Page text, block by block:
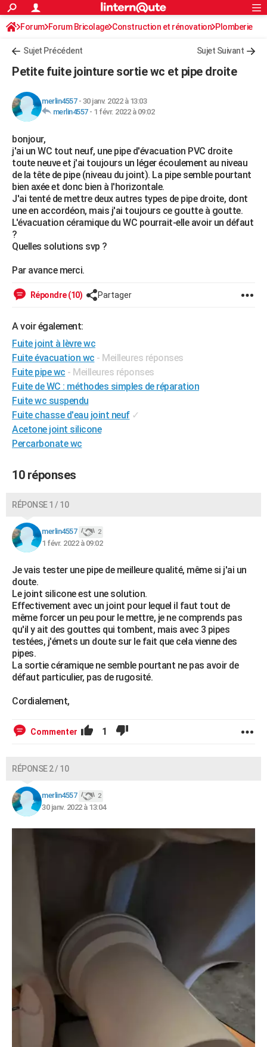
ACTUALITÉS
Politique
Société
Faits Divers
Education
Monde
Villes
+
Retraite
Impôts
Epargne
Immobilier
Risques naturels par ville
Banque
Assurance
Crédit
AUTO
HIGH-TECH
Mobiles
Meilleur smartphone
Internet
Ordinateurs
Jeux vidéo
Guide high-tech
+BRICOLAGE
Forum
Aménagement intérieur
Extérieur
Cuisine
Salle de bains
Jardinage
Rangement
WEEK-END
Guides de France
LIFESTYLE
Art de vivre
Bien-être
Loisirs
ModeModes de vie
SANTE
BONS PLANS
CARTE DE VOEUX
Carte de Noël
Carte Bonne année
Carte Saint-Valentin
Carte Pâques
Carte d'anniversaire
DICTIONNAIRE
Dictionnaire
Biographies
Citations
Expressions
Proverbes
PROGRAMME TV
COPAINS D'AVANT
S'inscrire
Se connecter
Lycées
Collèges
Primaires
Universités
Entreprises
Service militaire
Avis de recherche
AVIS DE DÉCÈS
FORUM
Rechercher
S'inscrire
Connexion
Forum Forum Bricolage Construction et rénovation Plomberie
Sujet Précédent Sujet Suivant
Petite fuite jointure sortie wc et pipe droite
merlin4557- 30 janv. 2022 à 13:03
merlin4557- 1 févr. 2022 à 09:02
bonjour,
j'ai un WC tout neuf, une pipe d'évacuation PVC droite
toute neuve et j'ai toujours un léger écoulement au niveau
de la tête de pipe (niveau du joint). La pipe semble pourtant
bien axée et donc bien à l'horizontale.
J'ai tenté de mettre deux autres types de pipe droite, dont
une en accordéon, mais j'ai toujours ce goutte à goutte.
L'évacuation céramique du WC pourrait-elle avoir un défaut
?
Quelles solutions svp ?
Par avance merci.
Répondre (10) Partager
A voir également:
Fuite joint à lèvre wc
Fuite évacuation wc - Meilleures réponses
Fuite pipe wc - Meilleures réponses
Fuite de WC : méthodes simples de réparation
Fuite wc suspendu
Fuite chasse d'eau joint neuf ✓
Acetone joint silicone
Percarbonate wc
10 réponses
RÉPONSE 1 / 10
merlin4557 2
1 févr. 2022 à 09:02
Je vais tester une pipe de meilleure qualité, même si j'ai un
doute.
Le joint silicone est une solution.
Effectivement avec un joint pour lequel il faut tout de
même forcer un peu pour le mettre, je ne comprends pas
qu'il y ait des gouttes qui tombent, mais avec 3 pipes
testées, j'émets un doute sur le fait que cela vienne des
pipes.
La sortie céramique ne semble pourtant ne pas avoir de
défaut particulier, pas de rugosité.
Cordialement,
Commenter 1
RÉPONSE 2 / 10
merlin4557 2
30 janv. 2022 à 13:04